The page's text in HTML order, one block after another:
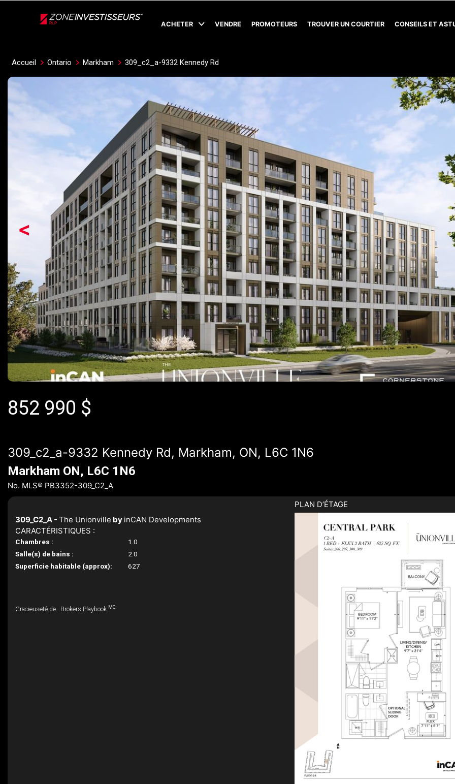
ACHETER VENDRE PROMOTEURS TROUVER UN COURTIER CONSEILS ET
Accueil Ontario Markham 309_c2_a-9332 Kennedy Rd
<
852 990 $
309_c2_a-9332 Kennedy Rd, Markham, ON, L6C 1N6
Markham ON, L6C 1N6
No. MLS® PB3352-309_C2_A
309_C2_A - The Unionville by inCAN Developments
CARACTÉRISTIQUES :
Chambres :
1.0
Salle(s) de bains :
2.0
Superficie habitable (approx):
627
Gracieuseté de : Brokers Playbook MC
PLAN D’ÉTAGE